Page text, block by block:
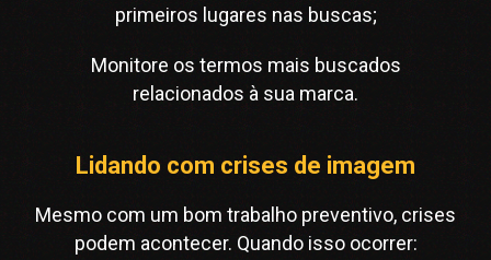
primeiros lugares nas buscas;
Monitore os termos mais buscados
relacionados à sua marca.
Lidando com crises de imagem
Mesmo com um bom trabalho preventivo, crises
podem acontecer. Quando isso ocorrer: